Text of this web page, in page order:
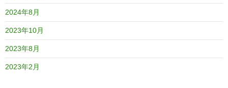
2024年8月
2023年10月
2023年8月
2023年2月